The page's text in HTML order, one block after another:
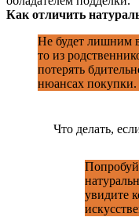
Как отличить
Не будет лишним
то из
потерять
нюансах покупки.
Что делать,
увидите